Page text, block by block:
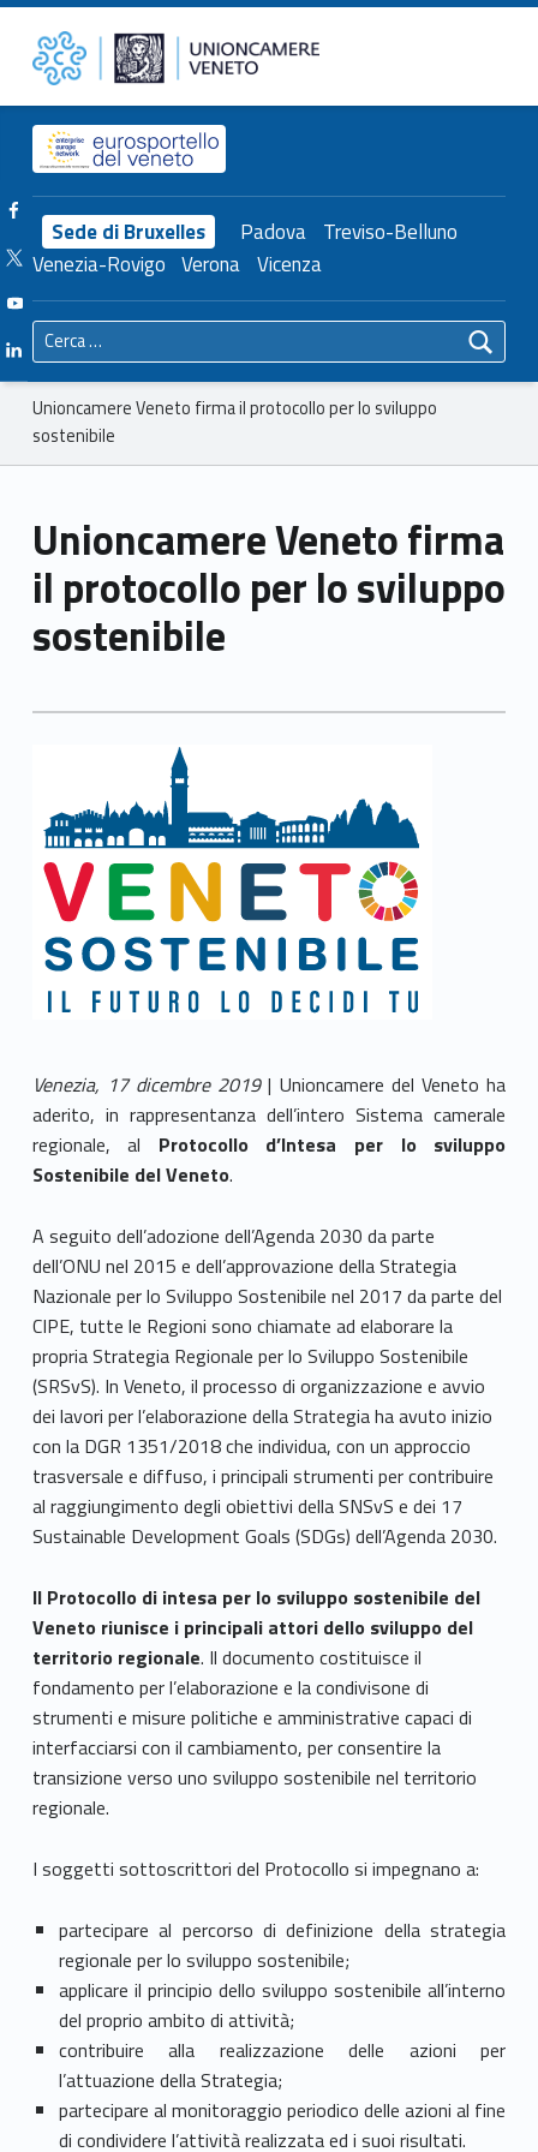
Unioncamere Veneto firma il protocollo per lo sviluppo sostenibile – Unioncamere del Veneto Unioncamere del Veneto
Header info sidebar
Sede di Bruxelles Padova Treviso-Belluno
Venezia-Rovigo Verona Vicenza
Facebook Unioncamere Veneto
Twitter Unioncamere Veneto
Youtube Unioncamere Veneto
Linkedin Unioncamere Veneto
Ricerca per:
Breadcrumbs navigation
Unioncamere Veneto firma il protocollo per lo sviluppo
sostenibile
Unioncamere Veneto firma
il protocollo per lo sviluppo
sostenibile
Venezia, 17 dicembre 2019| Unioncamere del Veneto ha
aderito, in rappresentanza dell’intero Sistema camerale
regionale, al Protocollo d’Intesa per lo sviluppo
Sostenibile del Veneto.
A seguito dell’adozione dell’Agenda 2030 da parte
dell’ONU nel 2015 e dell’approvazione della Strategia
Nazionale per lo Sviluppo Sostenibile nel 2017 da parte del
CIPE, tutte le Regioni sono chiamate ad elaborare la
propria Strategia Regionale per lo Sviluppo Sostenibile
(SRSvS). In Veneto, il processo di organizzazione e avvio
dei lavori per l’elaborazione della Strategia ha avuto inizio
con la DGR 1351/2018 che individua, con un approccio
trasversale e diffuso, i principali strumenti per contribuire
al raggiungimento degli obiettivi della SNSvS e dei 17
Sustainable Development Goals (SDGs) dell’Agenda 2030.
Il Protocollo di intesa per lo sviluppo sostenibile del
Veneto riunisce i principali attori dello sviluppo del
territorio regionale. Il documento costituisce il
fondamento per l’elaborazione e la condivisone di
strumenti e misure politiche e amministrative capaci di
interfacciarsi con il cambiamento, per consentire la
transizione verso uno sviluppo sostenibile nel territorio
regionale.
I soggetti sottoscrittori del Protocollo si impegnano a:
partecipare al percorso di definizione della strategia
regionale per lo sviluppo sostenibile;
applicare il principio dello sviluppo sostenibile all’interno
del proprio ambito di attività;
contribuire alla realizzazione delle azioni per
l’attuazione della Strategia;
partecipare al monitoraggio periodico delle azioni al fine
di condividere l’attività realizzata ed i suoi risultati.